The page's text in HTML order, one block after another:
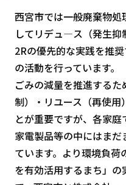
西宮市では一般廃棄物
してリデュ―ス（発生抑
2Rの優先的な実践を推
の活動を行っています。
ごみの減量を推進する
制）・リユース（再使
とが重要ですが、各家
家電製品等の中にはま
ています。より環境負
を有効活用するまち」